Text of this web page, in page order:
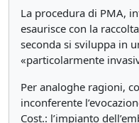
La procedura di PMA,
esaurisce con la
seconda si sviluppa in
«particolarmente
Per analoghe ragioni,
inconferente
Cost.: l’impianto